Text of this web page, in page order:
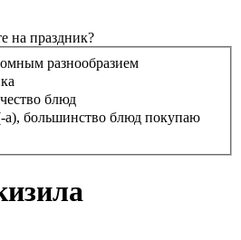
на праздник?
разнообразием
блюд
а), большинство блюд покупаю